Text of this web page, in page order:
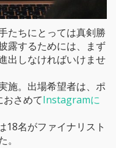
たちにとっては真剣勝
露するためには、まず
出しなければいけませ
施。出場希望者は、ポ
さめてInstagramに
名がファイナリスト